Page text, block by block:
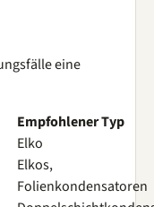
eine
Empfohlener Typ
Elko
Elkos,
Folienkondensatoren